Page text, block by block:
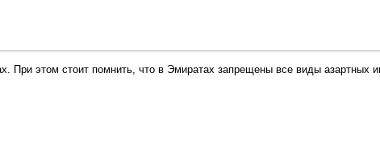
При этом стоит помнить, что в Эмиратах запрещены все виды азартных